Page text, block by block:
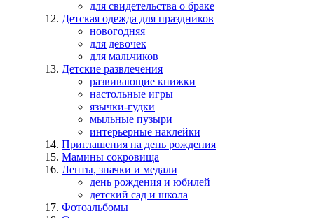
для свидетельства о браке
Детская одежда для праздников
новогодняя
для девочек
для мальчиков
Детские развлечения
развивающие книжки
настольные игры
язычки-гудки
мыльные пузыри
интерьерные наклейки
Приглашения на день рождения
Мамины сокровища
Ленты, значки и медали
день рождения и юбилей
детский сад и школа
Фотоальбомы